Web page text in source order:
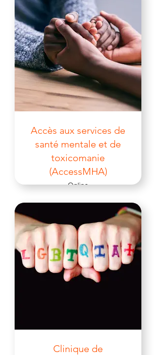
Accès aux services de
santé mentale et de
toxicomanie
(AccessMHA)
Online
Clinique de